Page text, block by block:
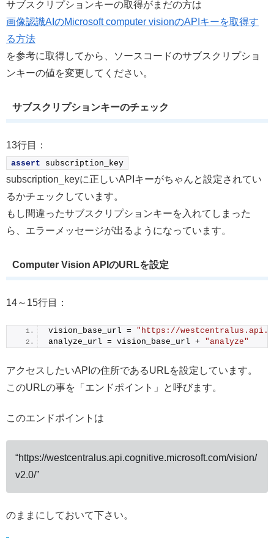
サブスクリプションキーの取得がまだの方は
画像認識AIのMicrosoft computer visionのAPIキーを取得す
る方法
を参考に取得してから、ソースコードのサブスクリプショ
ンキーの値を変更してください。
サブスクリプションキーのチェック
13行目：
assert subscription_key
subscription_keyに正しいAPIキーがちゃんと設定されてい
るかチェックしています。
もし間違ったサブスクリプションキーを入れてしまった
ら、エラーメッセージが出るようになっています。
Computer Vision APIのURLを設定
14～15行目：
vision_base_url = "https://
analyze_url = vision_base_url + "analyze"
アクセスしたいAPIの住所であるURLを設定しています。
このURLの事を「エンドポイント」と呼びます。
このエンドポイントは
“https://westcentralus.api.cognitive.microsoft.com/vision/
v2.0/”
のままにしておいて下さい。